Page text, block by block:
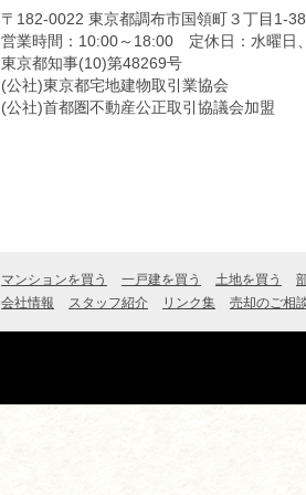
〒182-0022 東京都調布市国領町３丁目1-
営業時間：10:00～18:00 定休日：水曜日
東京都知事(10)第48269号
(公社)東京都宅地建物取引業協会
(公社)首都圏不動産公正取引協議会加盟
マンションを買う 一戸建を買う 土地を買う
会社情報
スタッフ紹介 リンク集 売却のご相